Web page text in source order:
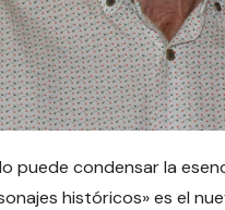
puede condensar la
históricos» es el